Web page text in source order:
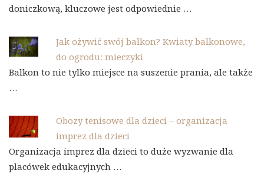
doniczkową, kluczowe jest odpowiednie …
Jak ożywić swój balkon? Kwiaty balkonowe,
do ogrodu: mieczyki
Balkon to nie tylko miejsce na suszenie prania, ale także
…
Obozy tenisowe dla dzieci – organizacja
imprez dla dzieci
Organizacja imprez dla dzieci to duże wyzwanie dla
placówek edukacyjnych …